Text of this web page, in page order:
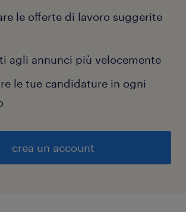
le offerte di lavoro suggerite
agli annunci più velocemente
le tue candidature in ogni
crea un account